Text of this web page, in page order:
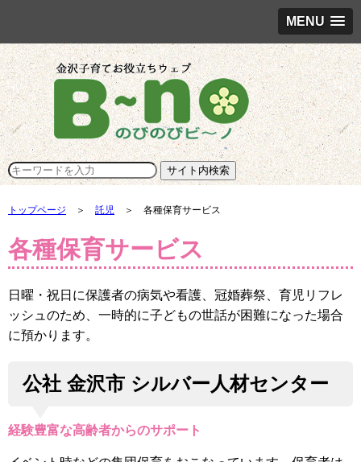
MENU
トップページ ＞ 託児 ＞ 各種保育サービス
各種保育サービス
日曜・祝日に保護者の病気や看護、冠婚葬祭、育児リフレ
ッシュのため、一時的に子どもの世話が困難になった場合
に預かります。
公社 金沢市 シルバー人材センター
経験豊富な高齢者からのサポート